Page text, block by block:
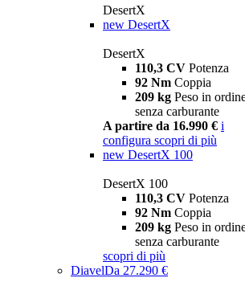
DesertX
new DesertX
DesertX
110,3 CV Potenza
92 Nm Coppia
209 kg Peso in
senza carburante
A partire da 16.990 € i
configura scopri di più
new DesertX 100
DesertX 100
110,3 CV Potenza
92 Nm Coppia
209 kg Peso in
senza carburante
scopri di più
DiavelDa 27.290 €